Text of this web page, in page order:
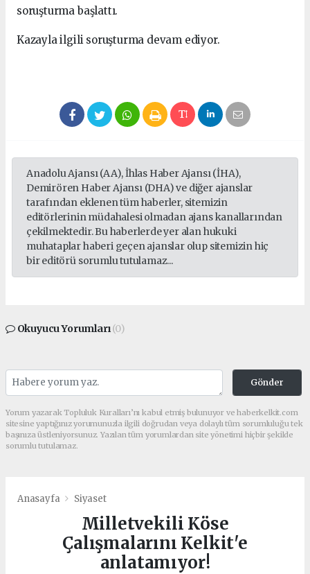
soruşturma başlattı.
Kazayla ilgili soruşturma devam ediyor.
Anadolu Ajansı (AA), İhlas Haber Ajansı (İHA),
Demirören Haber Ajansı (DHA) ve diğer ajanslar
tarafından eklenen tüm haberler, sitemizin
editörlerinin müdahalesi olmadan ajans kanallarından
çekilmektedir. Bu haberlerde yer alan hukuki
muhataplar haberi geçen ajanslar olup sitemizin hiç
bir editörü sorumlu tutulamaz...
Okuyucu Yorumları(0)
Gönder
Yorum yazarak Topluluk Kuralları’nı kabul etmiş bulunuyor ve haberkelkit.com
sitesine yaptığınız yorumunuzla ilgili doğrudan veya dolaylı tüm sorumluluğu tek
başınıza üstleniyorsunuz. Yazılan tüm yorumlardan site yönetimi hiçbir şekilde
sorumlu tutulamaz.
Anasayfa Siyaset
Milletvekili Köse
Çalışmalarını Kelkit'e
anlatamıyor!